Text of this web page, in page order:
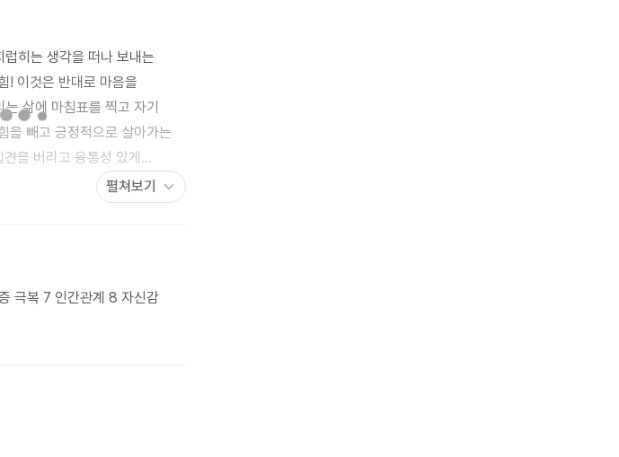
! 이것은 반대로 마음을
삶에 마침표를 찍고 자기
을 빼고 긍정적으로 살아가는
을 버리고 융통성 있게
. 돈을 많이 벌고 높은 지위를
각한다. 그러나 진정한 행복은
고 떠나보내고 하다 보면
펼쳐보기
극복 7 인간관계 8 자신감